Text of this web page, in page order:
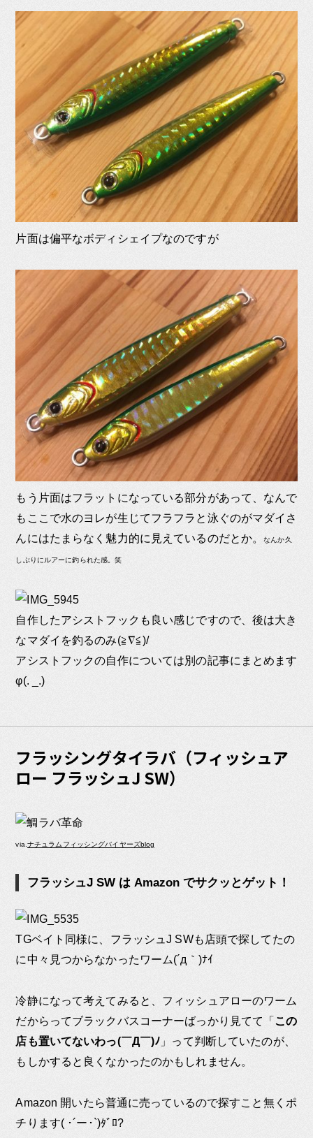
片面は偏平なボディシェイプなのですが
もう片面はフラットになっている部分があって、なんで
もここで水のヨレが生じてフラフラと泳ぐのがマダイさ
んにはたまらなく魅力的に見えているのだとか。なんか久
しぶりにルアーに釣られた感。笑
自作したアシストフックも良い感じですので、後は大き
なマダイを釣るのみ(≧∇≦)/
アシストフックの自作については別の記事にまとめます
φ(. _.)
フラッシングタイラバ（フィッシュア
ロー フラッシュJ SW）
via. ナチュラムフィッシングバイヤーズblog
フラッシュJ SW は Amazon でサクッとゲット！
TGベイト同様に、フラッシュJ SWも店頭で探してたの
に中々見つからなかったワーム(´д｀)ﾅｲ
冷静になって考えてみると、フィッシュアローのワーム
だからってブラックバスコーナーばっかり見てて「 この
店も置いてないわっ(￣Д￣)ﾉ 」って判断していたのが、
もしかすると良くなかったのかもしれません。
Amazon 開いたら普通に売っているので探すこと無くポ
チります( ･´ー･`)ﾀﾞﾛ?